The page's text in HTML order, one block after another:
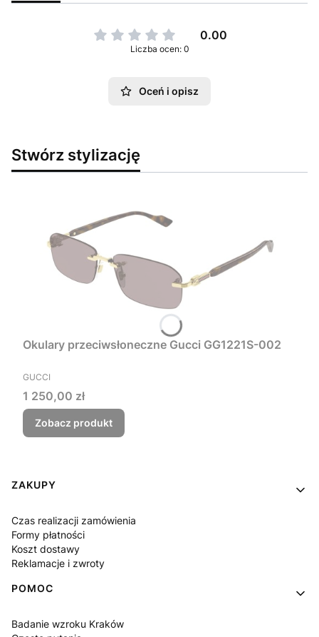
0.00
Liczba ocen: 0
Oceń i opisz
Stwórz stylizację
Okulary przeciwsłoneczne Gucci GG1221S-002
PRODUCENT
GUCCI
Cena
1 250,00 zł
Zobacz produkt
Linki w stopce
ZAKUPY
Czas realizacji zamówienia
Formy płatności
Koszt dostawy
Reklamacje i zwroty
POMOC
Badanie wzroku Kraków